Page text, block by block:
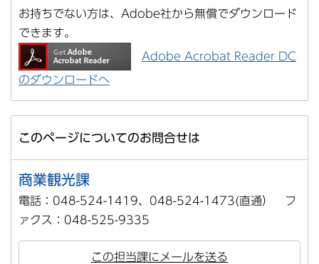
お持ちでない方は、Adobe社から無償でダウンロード
できます。
Adobe Acrobat Reader DC
のダウンロードへ
このページについてのお問合せは
商業観光課
電話：048-524-1419、048-524-1473(直通） フ
ァクス：048-525-9335
この担当課にメールを送る